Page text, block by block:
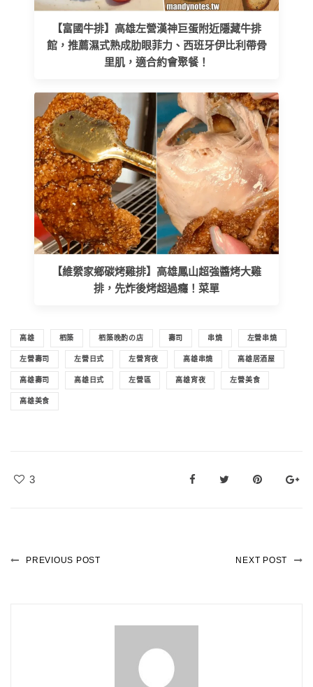
【富國牛排】高雄左營漢神巨蛋附近隱藏牛排
館，推薦濕式熟成肋眼菲力、西班牙伊比利帶骨
里肌，適合約會聚餐！
【維縈家鄉碳烤雞排】高雄鳳山超強醬烤大雞
排，先炸後烤超過癮！菜單
高雄 柶築 柶築晚酌の店 壽司 串燒 左營串燒
左營壽司 左營日式 左營宵夜 高雄串燒 高雄居酒屋
高雄壽司 高雄日式 左營區 高雄宵夜 左營美食
高雄美食
3
PREVIOUS POST NEXT POST